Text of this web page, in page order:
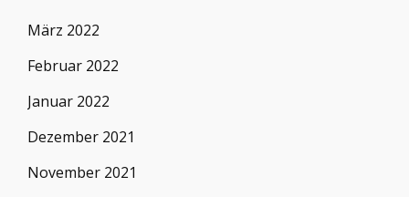
März 2022
Februar 2022
Januar 2022
Dezember 2021
November 2021